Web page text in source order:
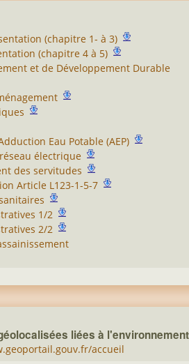
(chapitre 1- à 3)
(chapitre 4 à 5)
et de Développement Durable
Eau Potable (AEP)
électrique
des servitudes
Article L123-1-5-7
1/2
2/2
liées à
accueil